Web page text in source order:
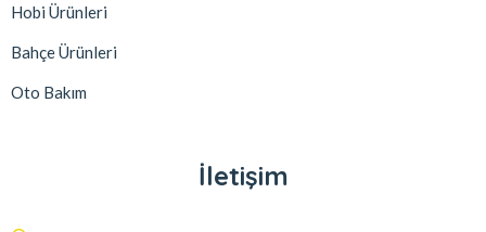
Hobi Ürünleri
Bahçe Ürünleri
Oto Bakım
İletişim